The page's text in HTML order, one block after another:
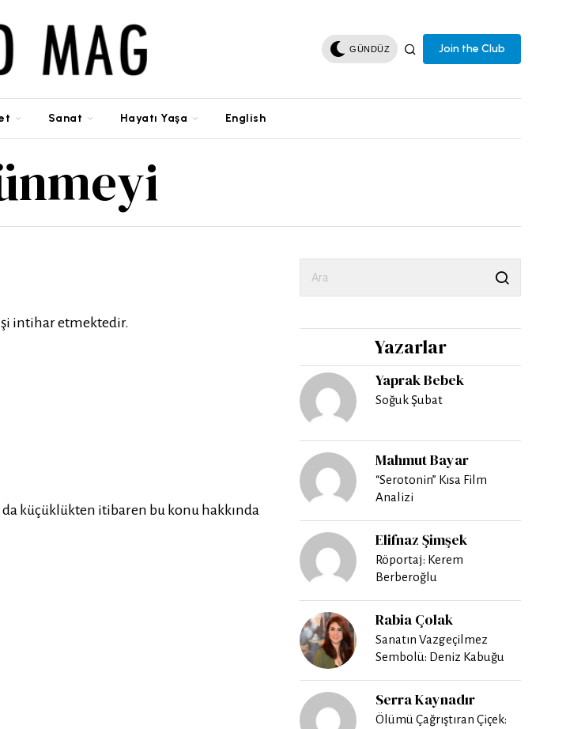
GÜNDÜZ Join the Club
Sanat Hayatı Yaşa English
intihar etmektedir.
küçüklükten itibaren bu konu hakkında
Yazarlar
Yaprak Bebek
Soğuk Şubat
Mahmut Bayar
“Serotonin” Kısa Film
Analizi
Elifnaz Şimşek
Röportaj: Kerem
Berberoğlu
Rabia Çolak
Sanatın Vazgeçilmez
Sembolü: Deniz Kabuğu
Serra Kaynadır
Ölümü Çağrıştıran Çiçek: